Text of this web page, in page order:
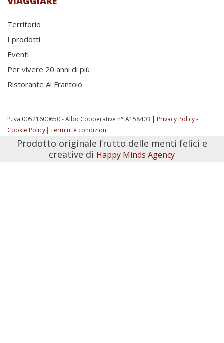
Territorio
I prodotti
Eventi
Per vivere 20 anni di più
Ristorante Al Frantoio
P.iva 00521600650 - Albo Cooperative n° A158403 | Privacy Policy-
Cookie Policy| Termini e condizioni
Prodotto originale frutto delle menti felici e
creative di Happy Minds Agency